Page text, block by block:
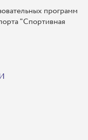
программ
"Спортивная